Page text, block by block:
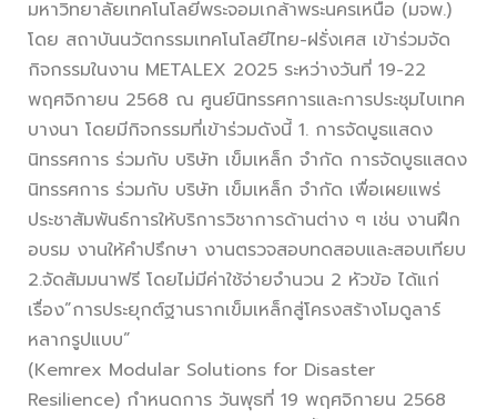
มหาวิทยาลัยเทคโนโลยีพระจอมเกล้าพระนครเหนือ (มจพ.)
โดย สถาบันนวัตกรรมเทคโนโลยีไทย-ฝรั่งเศส เข้าร่วมจัด
กิจกรรมในงาน METALEX 2025 ระหว่างวันที่ 19-22
พฤศจิกายน 2568 ณ ศูนย์นิทรรศการและการประชุมไบเทค
บางนา โดยมีกิจกรรมที่เข้าร่วมดังนี้ 1. การจัดบูธแสดง
นิทรรศการ ร่วมกับ บริษัท เข็มเหล็ก จำกัด การจัดบูธแสดง
นิทรรศการ ร่วมกับ บริษัท เข็มเหล็ก จำกัด เพื่อเผยแพร่
ประชาสัมพันธ์การให้บริการวิชาการด้านต่าง ๆ เช่น งานฝึก
อบรม งานให้คำปรึกษา งานตรวจสอบทดสอบและสอบเทียบ
2.จัดสัมมนาฟรี โดยไม่มีค่าใช้จ่ายจำนวน 2 หัวข้อ ได้แก่
เรื่อง”การประยุกต์ฐานรากเข็มเหล็กสู่โครงสร้างโมดูลาร์
หลากรูปแบบ”
(Kemrex Modular Solutions for Disaster
Resilience) กำหนดการ วันพุธที่ 19 พฤศจิกายน 2568